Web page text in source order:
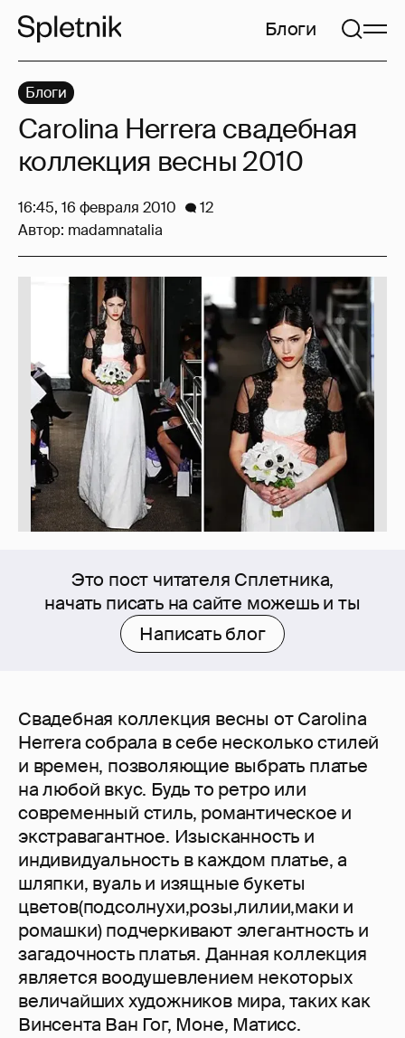
Блоги
Это пост читателя Сплетника,
начать писать на сайте можешь и ты
Написать блог
Свадебная коллекция весны от Carolina
Herrera собрала в себе несколько стилей
и времен, позволяющие выбрать платье
на любой вкус. Будь то ретро или
современный стиль, романтическое и
экстравагантное. Изысканность и
индивидуальность в каждом платье, а
шляпки, вуаль и изящные букеты
цветов(подсолнухи,розы,лилии,маки и
ромашки) подчеркивают элегантность и
загадочность платья. Данная коллекция
является воодушевлением некоторых
величайших художников мира, таких как
Винсента Ван Гог, Моне, Матисс.
Блоги
Carolina Herrera свадебная
коллекция весны 2010
16:45, 16 февраля 2010
12
Автор: madamnatalia